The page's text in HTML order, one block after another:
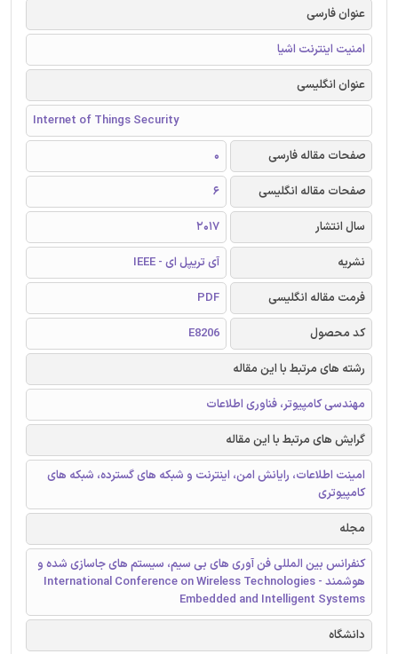
عنوان فارسی
امنیت اینترنت اشیا
عنوان انگلیسی
Internet of Things Security
صفحات مقاله فارسی
0
صفحات مقاله انگلیسی
6
سال انتشار
2017
نشریه
آی تریپل ای - IEEE
فرمت مقاله انگلیسی
PDF
کد محصول
E8206
رشته های مرتبط با این مقاله
مهندسی کامپیوتر، فناوری اطلاعات
گرایش های مرتبط با این مقاله
امینت اطلاعات، رایانش امن، اینترنت و شبکه های گسترده، شبکه های
کامپیوتری
مجله
کنفرانس بین المللی فن آوری های بی سیم، سیستم های جاسازی شده و
هوشمند - International Conference on Wireless Technologies
Embedded and Intelligent Systems
دانشگاه